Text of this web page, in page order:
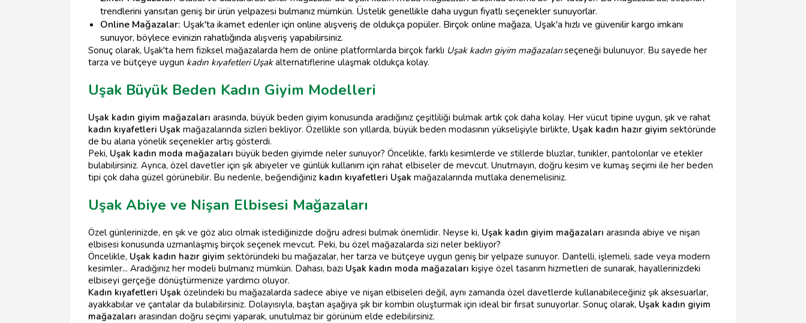
trendlerini yansıtan geniş bir ürün yelpazesi bulmanız mümkün. Üstelik genellikle daha uygun fiyatlı seçenekler sunuyorlar.
Online Mağazalar: Uşak'ta ikamet edenler için online alışveriş de oldukça popüler. Birçok online mağaza, Uşak'a hızlı ve güvenilir kargo imkanı
sunuyor, böylece evinizin rahatlığında alışveriş yapabilirsiniz.
Sonuç olarak, Uşak'ta hem fiziksel mağazalarda hem de online platformlarda birçok farklı Uşak kadın giyim mağazalarıseçeneği bulunuyor. Bu sayede her
tarza ve bütçeye uygun kadın kıyafetleri Uşakalternatiflerine ulaşmak oldukça kolay.
Uşak Büyük Beden Kadın Giyim Modelleri
Uşak kadın giyim mağazaları arasında, büyük beden giyim konusunda aradığınız çeşitliliği bulmak artık çok daha kolay. Her vücut tipine uygun, şık ve rahat
kadın kıyafetleri Uşak mağazalarında sizleri bekliyor. Özellikle son yıllarda, büyük beden modasının yükselişiyle birlikte, Uşak kadın hazır giyim sektöründe
de bu alana yönelik seçenekler artış gösterdi.
Peki, Uşak kadın moda mağazaları büyük beden giyimde neler sunuyor? Öncelikle, farklı kesimlerde ve stillerde bluzlar, tunikler, pantolonlar ve etekler
bulabilirsiniz. Ayrıca, özel davetler için şık abiyeler ve günlük kullanım için rahat elbiseler de mevcut. Unutmayın, doğru kesim ve kumaş seçimi ile her beden
tipi çok daha güzel görünebilir. Bu nedenle, beğendiğiniz kadın kıyafetleri Uşak mağazalarında mutlaka denemelisiniz.
Uşak Abiye ve Nişan Elbisesi Mağazaları
Özel günlerinizde, en şık ve göz alıcı olmak istediğinizde doğru adresi bulmak önemlidir. Neyse ki, Uşak kadın giyim mağazaları arasında abiye ve nişan
elbisesi konusunda uzmanlaşmış birçok seçenek mevcut. Peki, bu özel mağazalarda sizi neler bekliyor?
Öncelikle, Uşak kadın hazır giyim sektöründeki bu mağazalar, her tarza ve bütçeye uygun geniş bir yelpaze sunuyor. Dantelli, işlemeli, sade veya modern
kesimler... Aradığınız her modeli bulmanız mümkün. Dahası, bazı Uşak kadın moda mağazaları kişiye özel tasarım hizmetleri de sunarak, hayallerinizdeki
elbiseyi gerçeğe dönüştürmenize yardımcı oluyor.
Kadın kıyafetleri Uşak özelindeki bu mağazalarda sadece abiye ve nişan elbiseleri değil, aynı zamanda özel davetlerde kullanabileceğiniz şık aksesuarlar,
ayakkabılar ve çantalar da bulabilirsiniz. Dolayısıyla, baştan aşağıya şık bir kombin oluşturmak için ideal bir fırsat sunuyorlar. Sonuç olarak, Uşak kadın giyim
mağazaları arasından doğru seçimi yaparak, unutulmaz bir görünüm elde edebilirsiniz.